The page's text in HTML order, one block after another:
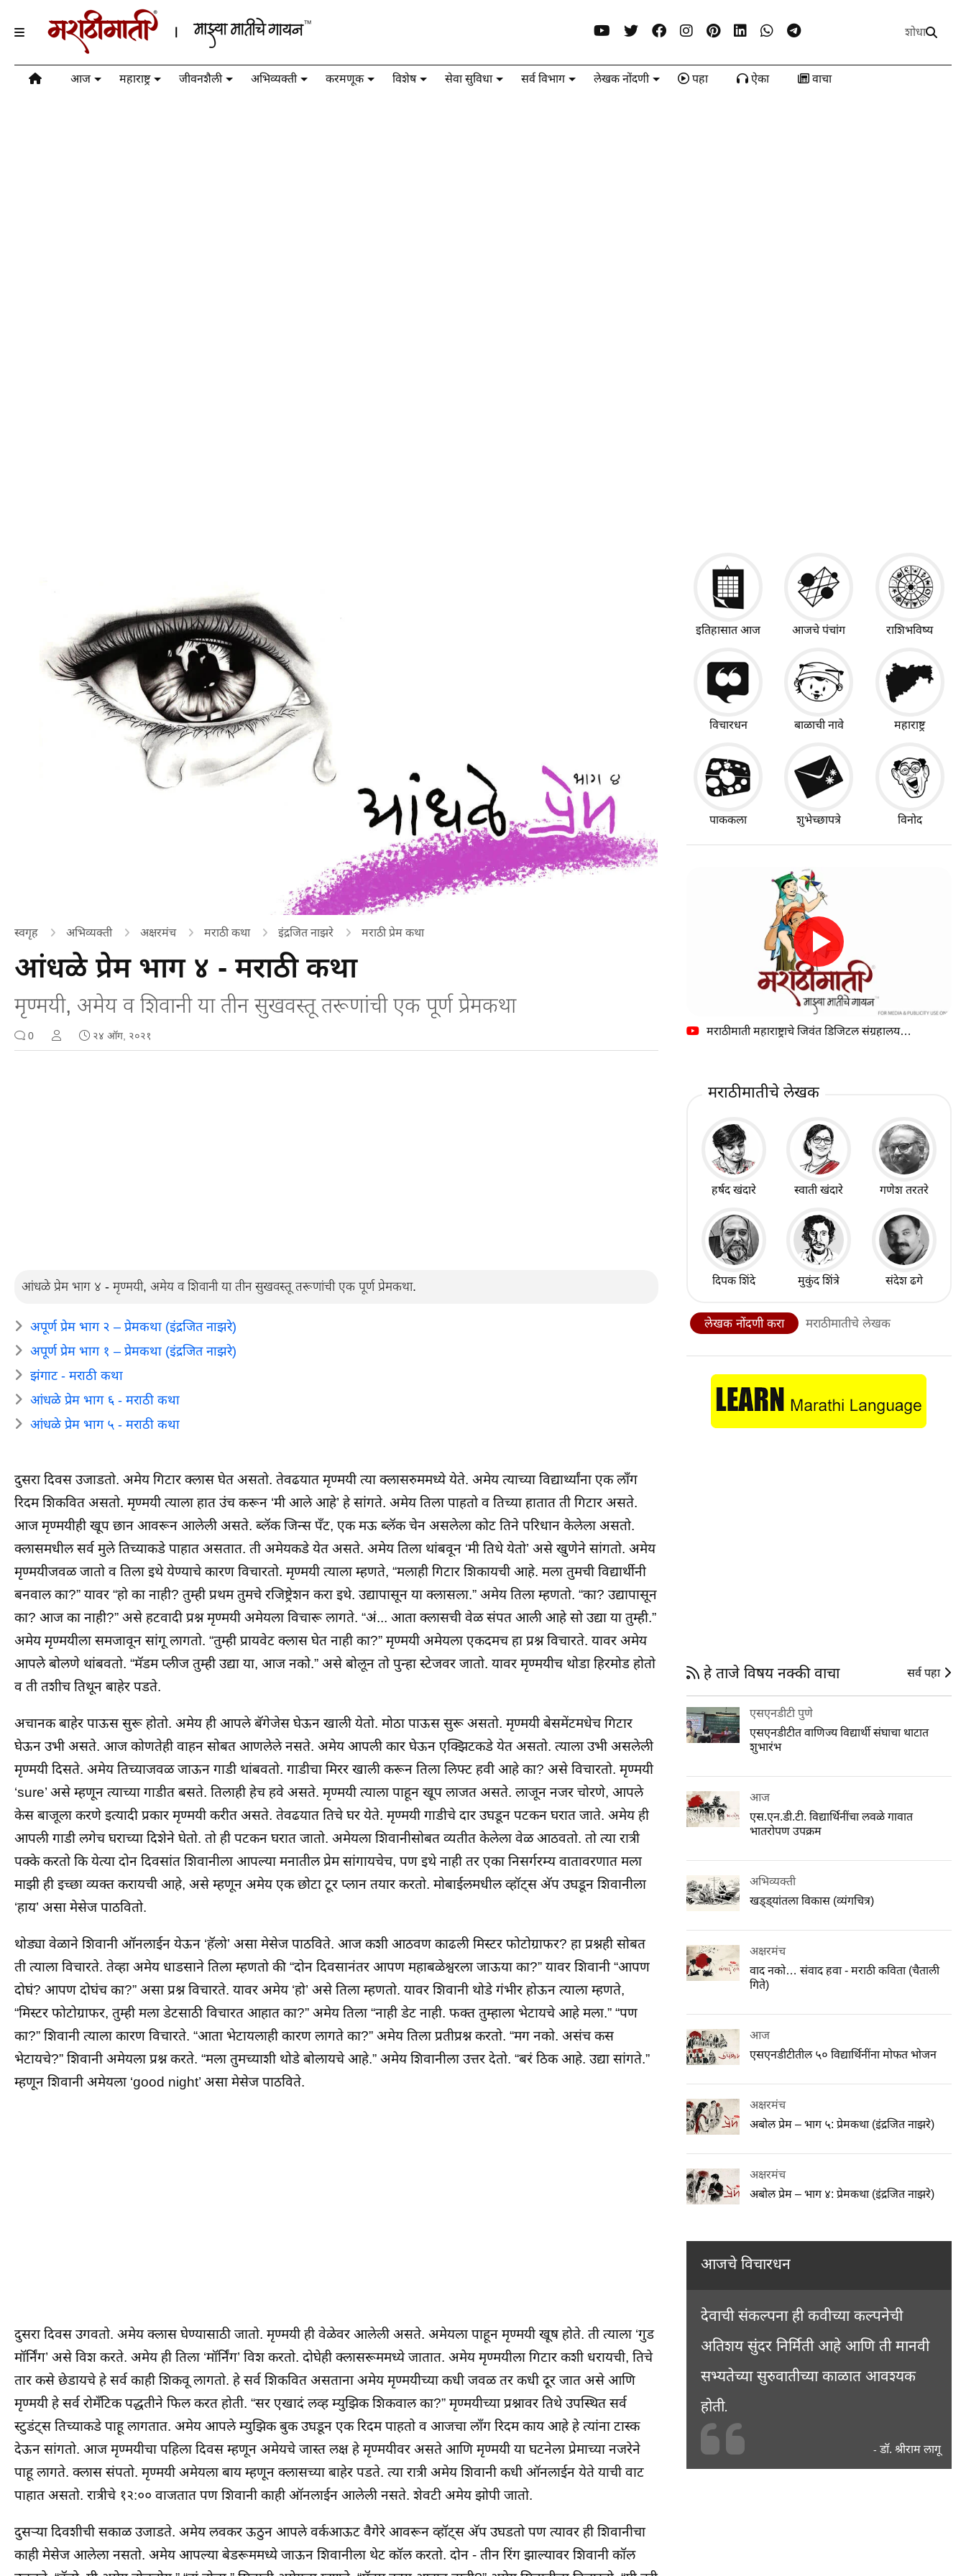
शोधा
आज महाराष्ट्र जीवनशैली अभिव्यक्ती करमणूक विशेष सेवा सुविधा सर्व विभाग लेखक नोंदणी पहा ऐका वाचा
स्वगृह अभिव्यक्ती अक्षरमंच मराठी कथा इंद्रजित नाझरे मराठी प्रेम कथा
आंधळे प्रेम भाग ४ - मराठी कथा
मृण्मयी, अमेय व शिवानी या तीन सुखवस्तू तरूणांची एक पूर्ण प्रेमकथा
0 २४ ऑग, २०२१
आंधळे प्रेम भाग ४ - मृण्मयी, अमेय व शिवानी या तीन सुखवस्तू तरूणांची एक पूर्ण प्रेमकथा.
अपूर्ण प्रेम भाग २ – प्रेमकथा (इंद्रजित नाझरे)
अपूर्ण प्रेम भाग १ – प्रेमकथा (इंद्रजित नाझरे)
झंगाट - मराठी कथा
आंधळे प्रेम भाग ६ - मराठी कथा
आंधळे प्रेम भाग ५ - मराठी कथा
दुसरा दिवस उजाडतो. अमेय गिटार क्लास घेत असतो. तेवढयात मृण्मयी त्या क्लासरुममध्ये येते. अमेय त्याच्या विद्यार्थ्यांना एक लॉंग
रिदम शिकवित असतो. मृण्मयी त्याला हात उंच करून ‘मी आले आहे’ हे सांगते. अमेय तिला पाहतो व तिच्या हातात ती गिटार असते.
आज मृण्मयीही खूप छान आवरून आलेली असते. ब्लॅक जिन्स पँट, एक मऊ ब्लॅक चेन असलेला कोट तिने परिधान केलेला असतो.
क्लासमधील सर्व मुले तिच्याकडे पाहात असतात. ती अमेयकडे येत असते. अमेय तिला थांबवून ‘मी तिथे येतो’ असे खुणेने सांगतो. अमेय
मृण्मयीजवळ जातो व तिला इथे येण्याचे कारण विचारतो. मृण्मयी त्याला म्हणते, “मलाही गिटार शिकायची आहे. मला तुमची विद्यार्थीनी
बनवाल का?” यावर “हो का नाही? तुम्ही प्रथम तुमचे रजिष्ट्रेशन करा इथे. उद्यापासून या क्लासला.” अमेय तिला म्हणतो. “का? उद्यापासून
का? आज का नाही?” असे हटवादी प्रश्न मृण्मयी अमेयला विचारू लागते. “अं... आता क्लासची वेळ संपत आली आहे सो उद्या या तुम्ही.”
अमेय मृण्मयीला समजावून सांगू लागतो. “तुम्ही प्रायवेट क्लास घेत नाही का?” मृण्मयी अमेयला एकदमच हा प्रश्न विचारते. यावर अमेय
आपले बोलणे थांबवतो. “मॅडम प्लीज तुम्ही उद्या या, आज नको.” असे बोलून तो पुन्हा स्टेजवर जातो. यावर मृण्मयीच थोडा हिरमोड होतो
व ती तशीच तिथून बाहेर पडते.
अचानक बाहेर पाऊस सुरू होतो. अमेय ही आपले बॅगेजेस घेऊन खाली येतो. मोठा पाऊस सुरू असतो. मृण्मयी बेसमेंटमधेच गिटार
घेऊन उभी असते. आज कोणतेही वाहन सोबत आणलेले नसते. अमेय आपली कार घेऊन एक्झिटकडे येत असतो. त्याला उभी असलेली
मृण्मयी दिसते. अमेय तिच्याजवळ जाऊन गाडी थांबवतो. गाडीचा मिरर खाली करून तिला लिफ्ट हवी आहे का? असे विचारतो. मृण्मयी
‘sure’ असे म्हणून त्याच्या गाडीत बसते. तिलाही हेच हवे असते. मृण्मयी त्याला पाहून खूप लाजत असते. लाजून नजर चोरणे, आपले
केस बाजूला करणे इत्यादी प्रकार मृण्मयी करीत असते. तेवढयात तिचे घर येते. मृण्मयी गाडीचे दार उघडून पटकन घरात जाते. अमेय ही
आपली गाडी लगेच घराच्या दिशेने घेतो. तो ही पटकन घरात जातो. अमेयला शिवानीसोबत व्यतीत केलेला वेळ आठवतो. तो त्या रात्री
पक्के करतो कि येत्या दोन दिवसांत शिवानीला आपल्या मनातील प्रेम सांगायचेच, पण इथे नाही तर एका निसर्गरम्य वातावरणात मला
माझी ही इच्छा व्यक्त करायची आहे, असे म्हणून अमेय एक छोटा टूर प्लान तयार करतो. मोबाईलमधील व्हॉट्स अ‍ॅप उघडून शिवानीला
‘हाय’ असा मेसेज पाठवितो.
थोड्या वेळाने शिवानी ऑनलाईन येऊन ‘हॅलो’ असा मेसेज पाठविते. आज कशी आठवण काढली मिस्टर फोटोग्राफर? हा प्रश्नही सोबत
ती त्याला विचारते. तेव्हा अमेय धाडसाने तिला म्हणतो की “दोन दिवसानंतर आपण महाबळेश्वरला जाऊया का?” यावर शिवानी “आपण
दोघं? आपण दोघंच का?” असा प्रश्न विचारते. यावर अमेय ‘हो’ असे तिला म्हणतो. यावर शिवानी थोडे गंभीर होऊन त्याला म्हणते,
“मिस्टर फोटोग्राफर, तुम्ही मला डेटसाठी विचारत आहात का?” अमेय तिला “नाही डेट नाही. फक्त तुम्हाला भेटायचे आहे मला.” “पण
का?” शिवानी त्याला कारण विचारते. “आता भेटायलाही कारण लागते का?” अमेय तिला प्रतीप्रश्न करतो. “मग नको. असंच कस
भेटायचे?” शिवानी अमेयला प्रश्न करते. “मला तुमच्याशी थोडे बोलायचे आहे.” अमेय शिवानीला उत्तर देतो. “बरं ठिक आहे. उद्या सांगते.”
म्हणून शिवानी अमेयला ‘good night’ असा मेसेज पाठविते.
दुसरा दिवस उगवतो. अमेय क्लास घेण्यासाठी जातो. मृण्मयी ही वेळेवर आलेली असते. अमेयला पाहून मृण्मयी खूष होते. ती त्याला ‘गुड
मॉर्निंग’ असे विश करते. अमेय ही तिला ‘मॉर्निंग’ विश करतो. दोघेही क्लासरूममध्ये जातात. अमेय मृण्मयीला गिटार कशी धरायची, तिचे
तार कसे छेडायचे हे सर्व काही शिकवू लागतो. हे सर्व शिकवित असताना अमेय मृण्मयीच्या कधी जवळ तर कधी दूर जात असे आणि
मृण्मयी हे सर्व रोमँटिक पद्धतीने फिल करत होती. “सर एखादं लव्ह म्युझिक शिकवाल का?” मृण्मयीच्या प्रश्नावर तिथे उपस्थित सर्व
स्टुडंट्स तिच्याकडे पाहू लागतात. अमेय आपले म्युझिक बुक उघडून एक रिदम पाहतो व आजचा लॉंग रिदम काय आहे हे त्यांना टास्क
देऊन सांगतो. आज मृण्मयीचा पहिला दिवस म्हणून अमेयचे जास्त लक्ष हे मृण्मयीवर असते आणि मृण्मयी या घटनेला प्रेमाच्या नजरेने
पाहू लागते. क्लास संपतो. मृण्मयी अमेयला बाय म्हणून क्लासच्या बाहेर पडते. त्या रात्री अमेय शिवानी कधी ऑनलाईन येते याची वाट
पाहात असतो. रात्रीचे १२:०० वाजतात पण शिवानी काही ऑनलाईन आलेली नसते. शेवटी अमेय झोपी जातो.
दुसऱ्या दिवशीची सकाळ उजाडते. अमेय लवकर ऊठुन आपले वर्कआऊट वैगेरे आवरून व्हॉट्स अ‍ॅप उघडतो पण त्यावर ही शिवानीचा
काही मेसेज आलेला नसतो. अमेय आपल्या बेडरूममध्ये जाऊन शिवानीला थेट कॉल करतो. दोन - तीन रिंग झाल्यावर शिवानी कॉल
इतिहासात आज आजचे पंचांग राशिभविष्य
विचारधन बाळाची नावे महाराष्ट्र
पाककला शुभेच्छापत्रे विनोद
मराठीमाती महाराष्ट्राचे जिवंत डिजिटल संग्रहालय…
मराठीमातीचे लेखक
हर्षद खंदारे स्वाती खंदारे गणेश तरतरे
दिपक शिंदे मुकुंद शिंत्रे संदेश ढगे
लेखक नोंदणी करा मराठीमातीचे लेखक
हे ताजे विषय नक्की वाचा सर्व पहा
एसएनडीटी पुणे
एसएनडीटीत वाणिज्य विद्यार्थी संघाचा थाटात
शुभारंभ
आज
एस.एन.डी.टी. विद्यार्थिनींचा लवळे गावात
भातरोपण उपक्रम
अभिव्यक्ती
खड्ड्यांतला विकास (व्यंगचित्र)
अक्षरमंच
वाद नको… संवाद हवा - मराठी कविता (चैताली
गिते)
आज
एसएनडीटीतील ५० विद्यार्थिनींना मोफत भोजन
अक्षरमंच
अबोल प्रेम – भाग ५: प्रेमकथा (इंद्रजित नाझरे)
अक्षरमंच
अबोल प्रेम – भाग ४: प्रेमकथा (इंद्रजित नाझरे)
आजचे विचारधन
देवाची संकल्पना ही कवीच्या कल्पनेची
अतिशय सुंदर निर्मिती आहे आणि ती मानवी
सभ्यतेच्या सुरुवातीच्या काळात आवश्यक
होती.
- डॉ. श्रीराम लागू